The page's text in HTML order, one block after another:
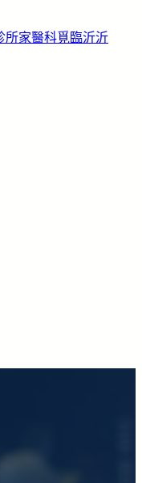
所家醫科覓臨沂沂